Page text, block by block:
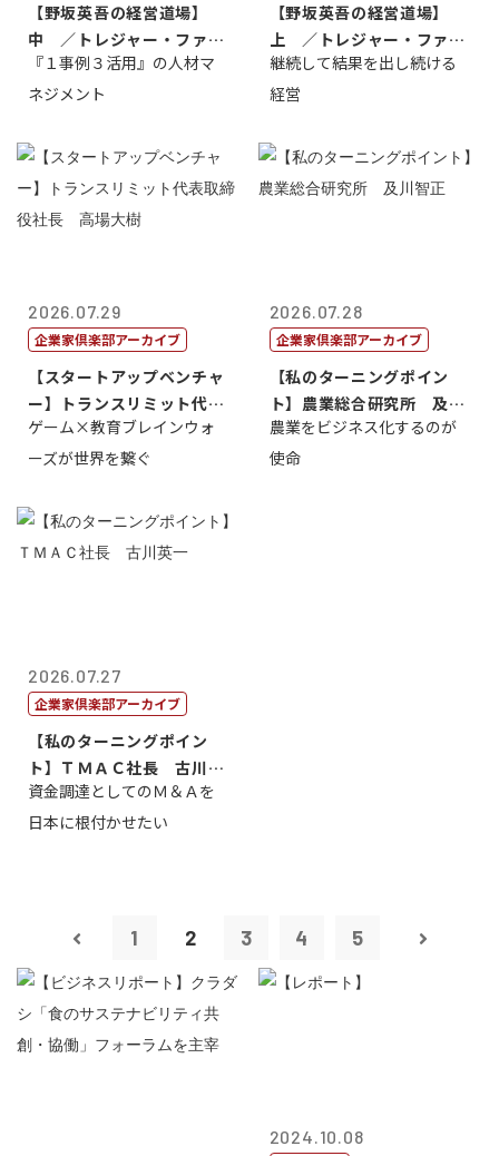
【野坂英吾の経営道場】
中 ／トレジャー・ファク
トリー社長野坂...
『１事例３活用』の人材マ
ネジメント
【野坂英吾の経営道場】
上 ／トレジャー・ファク
トリー社長野坂...
継続して結果を出し続ける
経営
2026.07.29
企業家倶楽部アーカイブ
【スタートアップベンチャ
ー】トランスリミット代表
取締役社長 ...
ゲーム×教育ブレインウォ
ーズが世界を繋ぐ
2026.07.28
企業家倶楽部アーカイブ
【私のターニングポイン
ト】農業総合研究所 及川
智正
農業をビジネス化するのが
使命
2026.07.27
企業家倶楽部アーカイブ
【私のターニングポイン
ト】ＴＭＡＣ社長 古川英
一
資金調達としてのＭ＆Ａを
日本に根付かせたい
1 2 3 4 5
2024.10.08